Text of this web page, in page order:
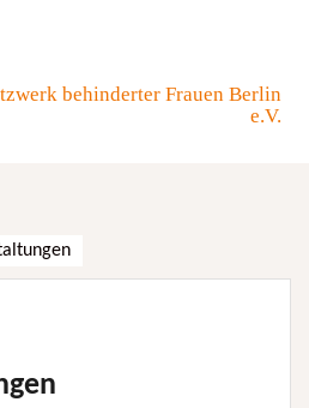
behinderter Frauen Berlin
e.V.